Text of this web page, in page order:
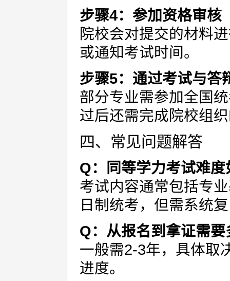
步骤4：参加资格审核
院校会对提交的材料
或通知考试时间。
步骤5：通过考试与答
部分专业需参加全国
过后还需完成院校组
四、常见问题解答
Q：同等学力考试难度
考试内容通常包括专
日制统考，但需系统
Q：从报名到拿证需要
一般需2-3年，具体取
进度。